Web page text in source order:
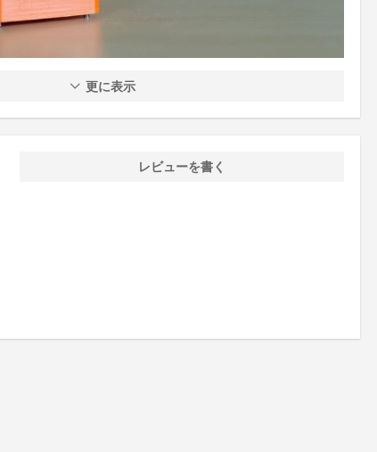
更に表示
レビューを書く